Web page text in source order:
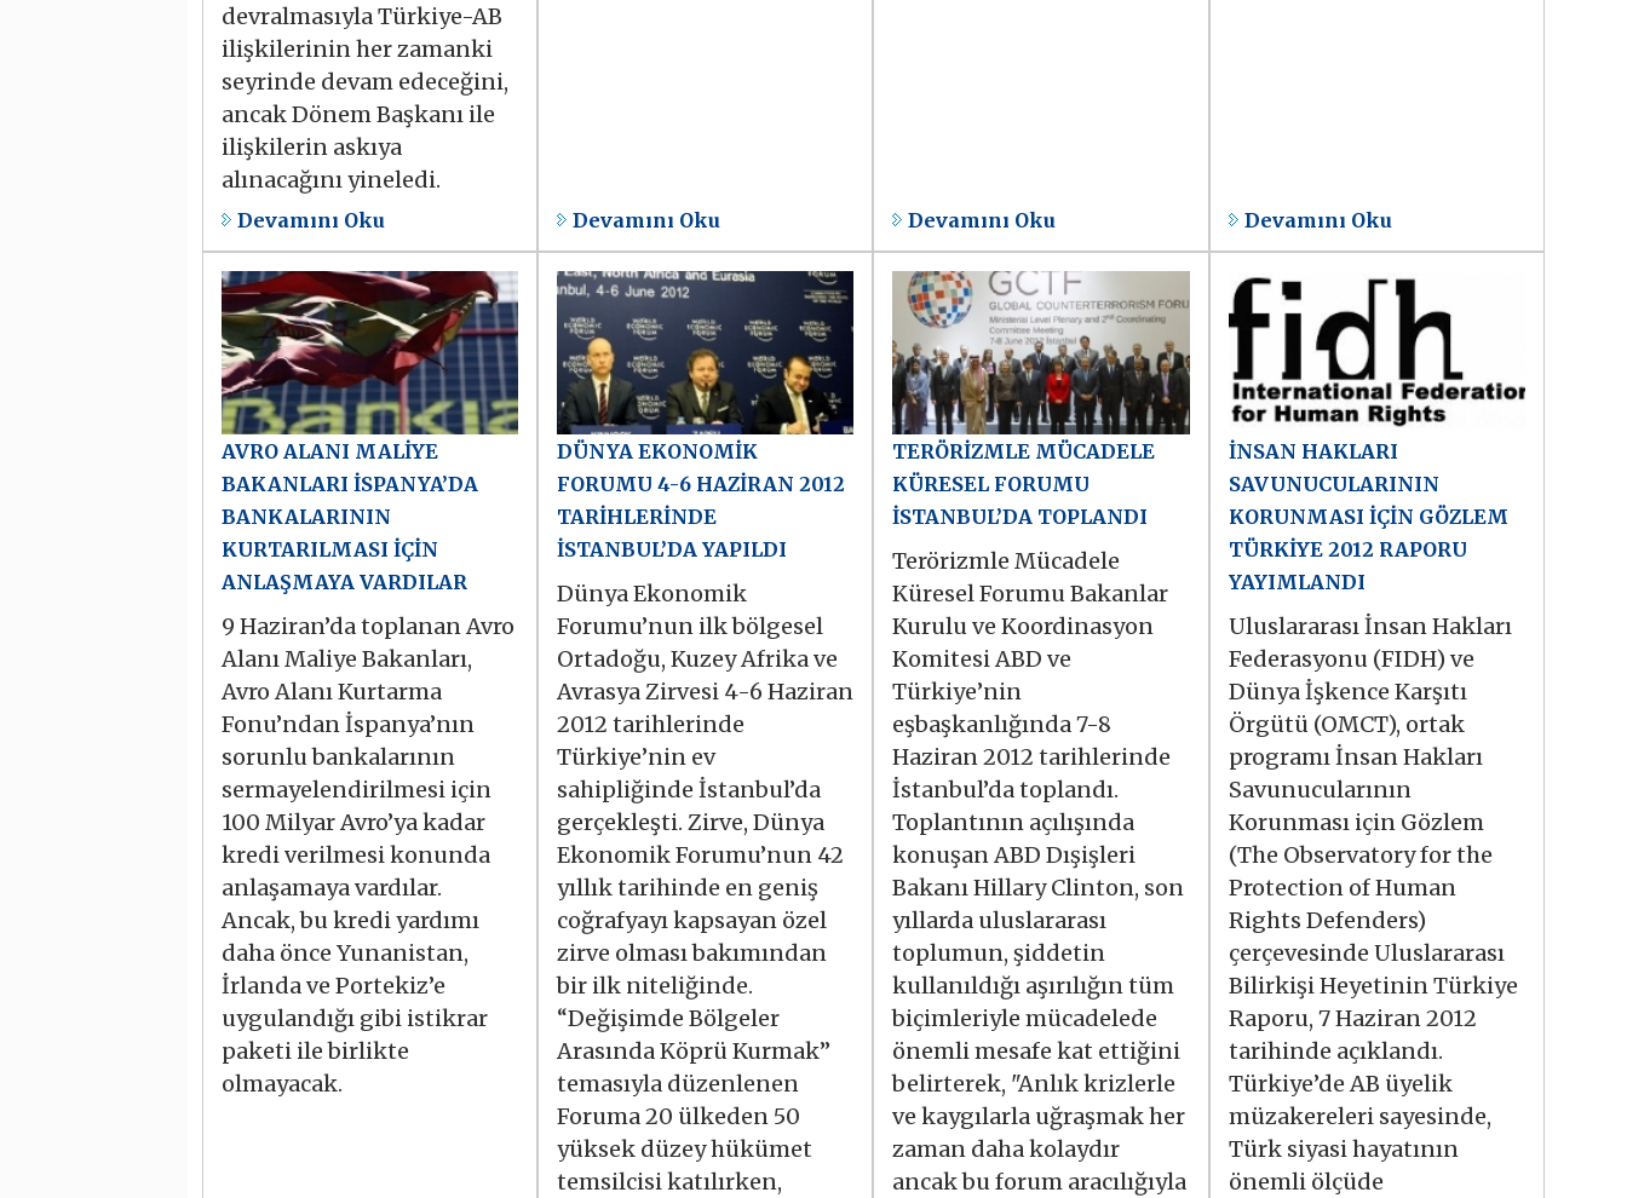
devralmasıyla Türkiye-AB
ilişkilerinin her zamanki
seyrinde devam edeceğini,
ancak Dönem Başkanı ile
ilişkilerin askıya
alınacağını yineledi.
Devamını Oku Devamını Oku Devamını Oku Devamını Oku
AVRO ALANI MALİYE
BAKANLARI İSPANYA’DA
BANKALARININ
KURTARILMASI İÇİN
ANLAŞMAYA VARDILAR
9 Haziran’da toplanan Avro
Alanı Maliye Bakanları,
Avro Alanı Kurtarma
Fonu’ndan İspanya’nın
sorunlu bankalarının
sermayelendirilmesi için
100 Milyar Avro’ya kadar
kredi verilmesi konunda
anlaşamaya vardılar.
Ancak, bu kredi yardımı
daha önce Yunanistan,
İrlanda ve Portekiz’e
uygulandığı gibi istikrar
paketi ile birlikte
olmayacak.
DÜNYA EKONOMİK
FORUMU 4-6 HAZİRAN 2012
TARİHLERİNDE
İSTANBUL’DA YAPILDI
Dünya Ekonomik
Forumu’nun ilk bölgesel
Ortadoğu, Kuzey Afrika ve
Avrasya Zirvesi 4-6 Haziran
2012 tarihlerinde
Türkiye’nin ev
sahipliğinde İstanbul’da
gerçekleşti. Zirve, Dünya
Ekonomik Forumu’nun 42
yıllık tarihinde en geniş
coğrafyayı kapsayan özel
zirve olması bakımından
bir ilk niteliğinde.
“Değişimde Bölgeler
Arasında Köprü Kurmak”
temasıyla düzenlenen
Foruma 20 ülkeden 50
yüksek düzey hükümet
temsilcisi katılırken,
TERÖRİZMLE MÜCADELE
KÜRESEL FORUMU
İSTANBUL’DA TOPLANDI
Terörizmle Mücadele
Küresel Forumu Bakanlar
Kurulu ve Koordinasyon
Komitesi ABD ve
Türkiye’nin
eşbaşkanlığında 7-8
Haziran 2012 tarihlerinde
İstanbul’da toplandı.
Toplantının açılışında
konuşan ABD Dışişleri
Bakanı Hillary Clinton, son
yıllarda uluslararası
toplumun, şiddetin
kullanıldığı aşırılığın tüm
biçimleriyle mücadelede
önemli mesafe kat ettiğini
belirterek, "Anlık krizlerle
ve kaygılarla uğraşmak her
zaman daha kolaydır
ancak bu forum aracılığıyla
İNSAN HAKLARI
SAVUNUCULARININ
KORUNMASI İÇİN GÖZLEM
TÜRKİYE 2012 RAPORU
YAYIMLANDI
Uluslararası İnsan Hakları
Federasyonu (FIDH) ve
Dünya İşkence Karşıtı
Örgütü (OMCT), ortak
programı İnsan Hakları
Savunucularının
Korunması için Gözlem
(The Observatory for the
Protection of Human
Rights Defenders)
çerçevesinde Uluslararası
Bilirkişi Heyetinin Türkiye
Raporu, 7 Haziran 2012
tarihinde açıklandı.
Türkiye’de AB üyelik
müzakereleri sayesinde,
Türk siyasi hayatının
önemli ölçüde